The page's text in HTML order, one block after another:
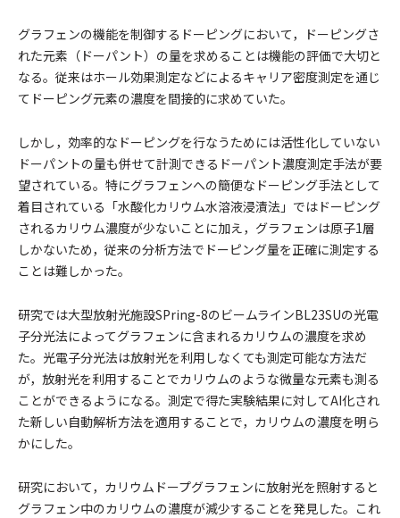
グラフェンの機能を制御するドーピングにおいて，ドーピングさ
れた元素（ドーパント）の量を求めることは機能の評価で大切と
なる。従来はホール効果測定などによるキャリア密度測定を通じ
てドーピング元素の濃度を間接的に求めていた。
しかし，効率的なドーピングを行なうためには活性化していない
ドーパントの量も併せて計測できるドーパント濃度測定手法が要
望されている。特にグラフェンへの簡便なドーピング手法として
着目されている「水酸化カリウム水溶液浸漬法」ではドーピング
されるカリウム濃度が少ないことに加え，グラフェンは原子1層
しかないため，従来の分析方法でドーピング量を正確に測定する
ことは難しかった。
研究では大型放射光施設SPring-8のビームラインBL23SUの光電
子分光法によってグラフェンに含まれるカリウムの濃度を求め
た。光電子分光法は放射光を利用しなくても測定可能な方法だ
が，放射光を利用することでカリウムのような微量な元素も測る
ことができるようになる。測定で得た実験結果に対してAI化され
た新しい自動解析方法を適用することで，カリウムの濃度を明ら
かにした。
研究において，カリウムドープグラフェンに放射光を照射すると
グラフェン中のカリウムの濃度が減少することを発見した。これ